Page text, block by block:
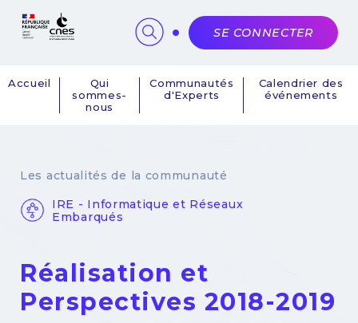
Navigation
Accueil
Qui
sommes-
nous
Communautés
d'Experts
Calendrier des
événements
SE CONNECTER
Les actualités de la communauté
IRE - Informatique et Réseaux
Embarqués
Réalisation et
Perspectives 2018-2019